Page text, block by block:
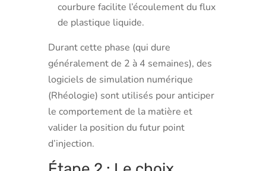
courbure facilite l’écoulement du flux
de plastique liquide.
Durant cette phase (qui dure
généralement de 2 à 4 semaines), des
logiciels de simulation numérique
(Rhéologie) sont utilisés pour anticiper
le comportement de la matière et
valider la position du futur point
d’injection.